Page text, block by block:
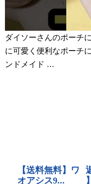
ダイソーさんのポーチ
に可愛く便利なポーチ
ンドメイド …